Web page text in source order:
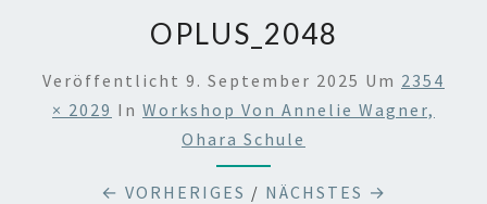
OPLUS_2048
Veröffentlicht 9. September 2025 Um 2354
× 2029 In Workshop Von Annelie Wagner,
Ohara Schule
← VORHERIGES / NÄCHSTES →